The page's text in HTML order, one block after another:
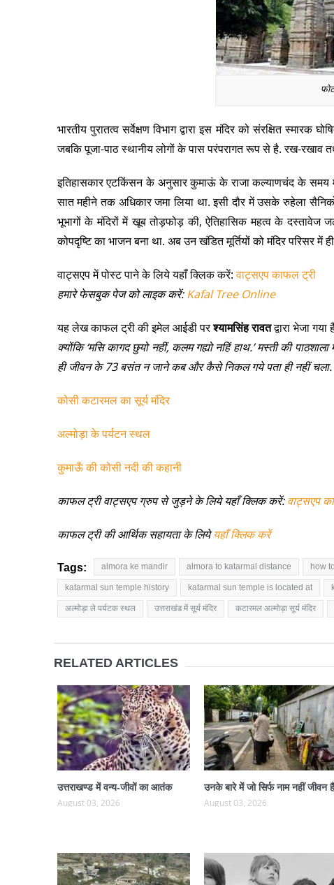
भारतीय पुरातत्व सर्वेक्षण विभाग द्वारा इस मंदिर को संरक्षित
जबकि पूजा-पाठ स्थानीय लोगों के पास परंपरागत रूप से है. रख-रखाव
इतिहासकार एटकिंसन के अनुसार कुमाऊं के राजा कल्याणचंद के
सात महीने तक अधिकार जमा लिया था. इसी दौर में उसके रुहेला
भूभागों के मंदिरों में खूब तोड़फोड़ की, ऐतिहासिक महत्व के
कोपदृष्टि का भाजन बना था. अब उन खंडित मूर्तियों को मंदिर परिसर में
वाट्सएप में पोस्ट पाने के लिये यहाँ क्लिक करें:वाट्सएप काफल ट्री
हमारे फेसबुक पेज को लाइक करें:Kafal Tree Online
यह लेख काफल ट्री की इमेल आईडी परश्यामसिंह रावतद्वारा भेजा गया
क्योंकि ‘मसि कागद छुयो नहीं, कलम गह्यो नहिं हाथ.’ मस्ती की
ही जीवन के 73 बसंत न जाने कब और कैसे निकल गये पता ही नहीं चला.
कोसी कटारमल का सूर्य मंदिर
अल्मोड़ा के पर्यटन स्थल
कुमाऊँ की कोसी नदी की कहानी
काफल ट्री वाट्सएप ग्रुप से जुड़ने के लिये यहाँ क्लिक करें:वाट्सएप
काफल ट्री की आर्थिक सहायता के लियेयहाँ क्लिक करें
Tags: almora ke mandir almora to katarmal distance how
katarmal sun temple history katarmal sun temple is located at
अल्मोड़ा ले पर्यटक स्थल उत्तराखंड में सूर्य मंदिर कटारमल अल्मोड़ा सूर्य मंदिर
RELATED ARTICLES
उत्तराखण्ड में वन्य-जीवों का आतंक
August 03, 2026
उनके बारे में जो सिर्फ नाम नहीं जीवन हैं
August 03, 2026